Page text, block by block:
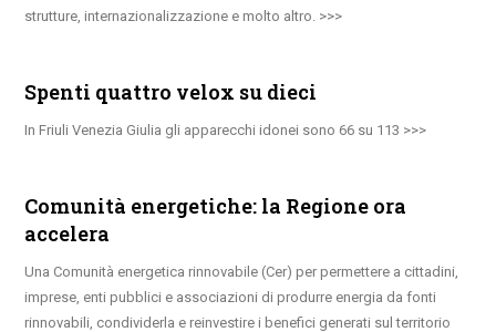
strutture, internazionalizzazione e molto altro.
Spenti quattro velox su dieci
In Friuli Venezia Giulia gli apparecchi idonei sono 66 su 113
Comunità energetiche: la Regione ora
accelera
Una Comunità energetica rinnovabile (Cer) per permettere a cittadini,
imprese, enti pubblici e associazioni di produrre energia da fonti
rinnovabili, condividerla e reinvestire i benefici generati sul territorio